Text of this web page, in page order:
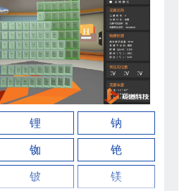
锂 钠
铷 铯
铍 镁